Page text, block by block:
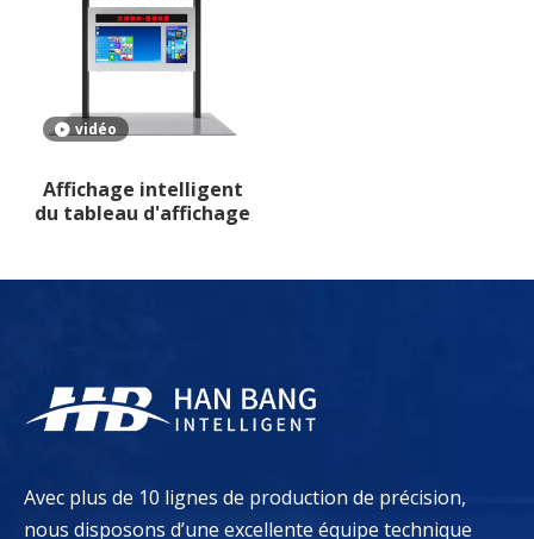
vidéo
Affichage intelligent
du tableau d'affichage
Avec plus de 10 lignes de production de précision,
nous disposons d’une excellente équipe technique